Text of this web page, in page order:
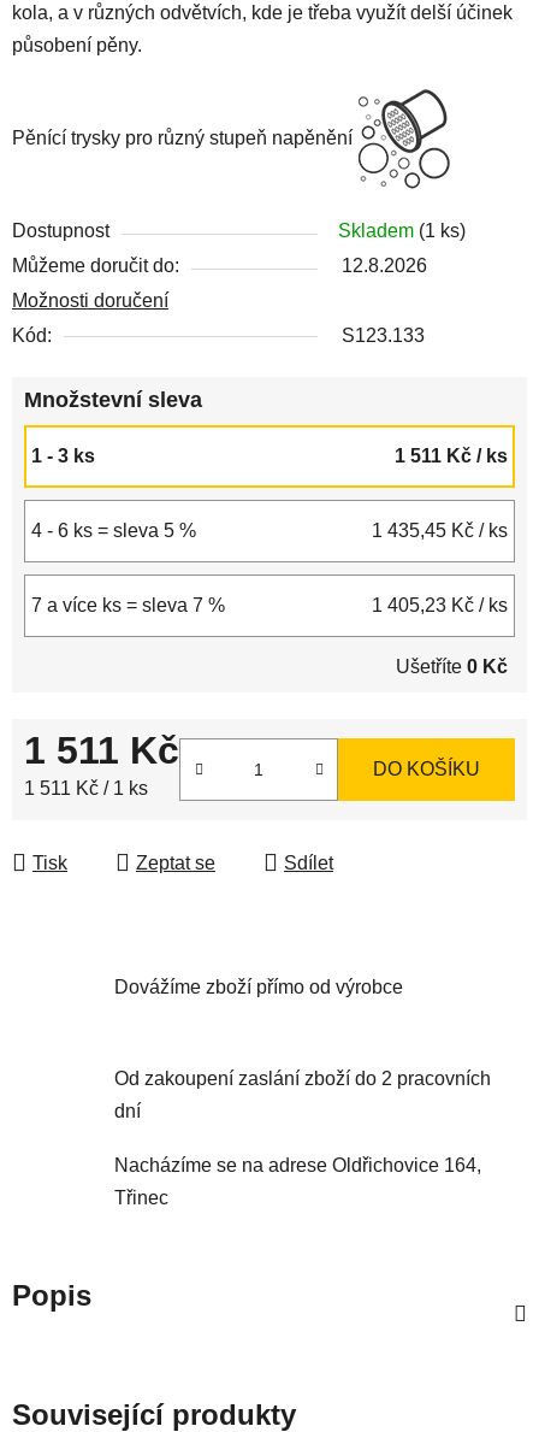
kola, a v různých odvětvích, kde je třeba využít delší účinek
působení pěny.
Pěnící trysky pro různý stupeň napěnění
Dostupnost Skladem (1 ks)
Můžeme doručit do:
12.8.2026
Možnosti doručení
Kód:
S123.133
Množstevní sleva
1 - 3 ks 1 511 Kč / ks
4 - 6 ks = sleva 5 % 1 435,45 Kč / ks
7 a více ks = sleva 7 % 1 405,23 Kč / ks
Ušetříte 0 Kč
1 511 Kč
Měrná cena:
1 511 Kč / 1 ks
DO KOŠÍKU
Tisk Zeptat se Sdílet
Dovážíme zboží přímo od výrobce
Od zakoupení zaslání zboží do 2 pracovních
dní
Nacházíme se na adrese Oldřichovice 164,
Třinec
Popis
Související produkty